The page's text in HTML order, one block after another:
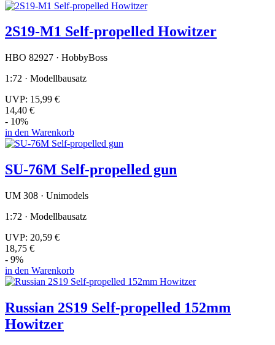
2S19-M1 Self-propelled Howitzer
HBO 82927 · HobbyBoss
1:72 · Modellbausatz
UVP: 15,99 €
14,40 €
- 10%
in den Warenkorb
SU-76M Self-propelled gun
UM 308 · Unimodels
1:72 · Modellbausatz
UVP: 20,59 €
18,75 €
- 9%
in den Warenkorb
Russian 2S19 Self-propelled 152mm
Howitzer